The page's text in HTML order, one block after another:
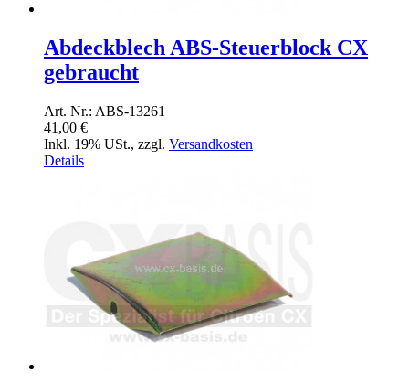
Abdeckblech ABS-Steuerblock CX
gebraucht
Art. Nr.: ABS-13261
41,00 €
Inkl. 19% USt., zzgl. Versandkosten
Details